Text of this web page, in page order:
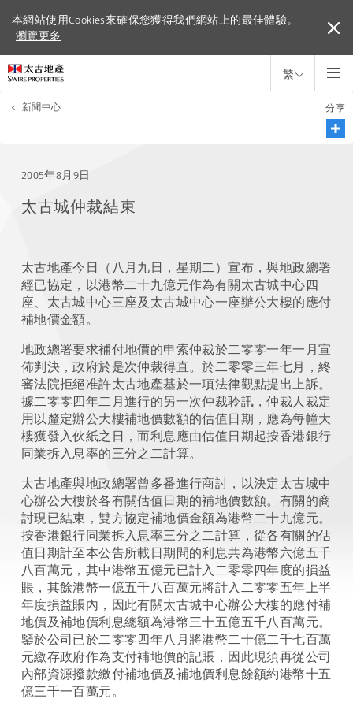
本網站使用Cookies來確保您獲得我們網站上的最佳體驗。
瀏覽更多
本網站使用Cookies來確保您獲得我們網站上的最佳體驗。
瀏覽更多
繁
< 新聞中心 分享
2005年8月9日
太古城仲裁結束
太古地產今日（八月九日，星期二）宣布，與地政總署
經已協定，以港幣二十九億元作為有關太古城中心四
座、太古城中心三座及太古城中心一座辦公大樓的應付
補地價金額。
地政總署要求補付地價的申索仲裁於二零零一年一月宣
佈判決，政府於是次仲裁得直。於二零零三年七月，終
審法院拒絕准許太古地產基於一項法律觀點提出上訴。
據二零零四年二月進行的另一次仲裁聆訊，仲裁人裁定
用以釐定辦公大樓補地價數額的估值日期，應為每幢大
樓獲發入伙紙之日，而利息應由估值日期起按香港銀行
同業拆入息率的三分之二計算。
太古地產與地政總署曾多番進行商討，以決定太古城中
心辦公大樓於各有關估值日期的補地價數額。有關的商
討現已結束，雙方協定補地價金額為港幣二十九億元。
按香港銀行同業拆入息率三分之二計算，從各有關的估
值日期計至本公告所載日期間的利息共為港幣六億五千
八百萬元，其中港幣五億元已計入二零零四年度的損益
賬，其餘港幣一億五千八百萬元將計入二零零五年上半
年度損益賬內，因此有關太古城中心辦公大樓的應付補
地價及補地價利息總額為港幣三十五億五千八百萬元。
鑒於公司已於二零零四年八月將港幣二十億二千七百萬
元繳存政府作為支付補地價的記賬，因此現須再從公司
內部資源撥款繳付補地價及補地價利息餘額約港幣十五
億三千一百萬元。